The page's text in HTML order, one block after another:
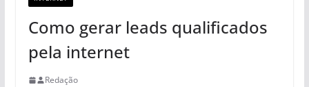
Como gerar leads qualificados
pela internet
Redação